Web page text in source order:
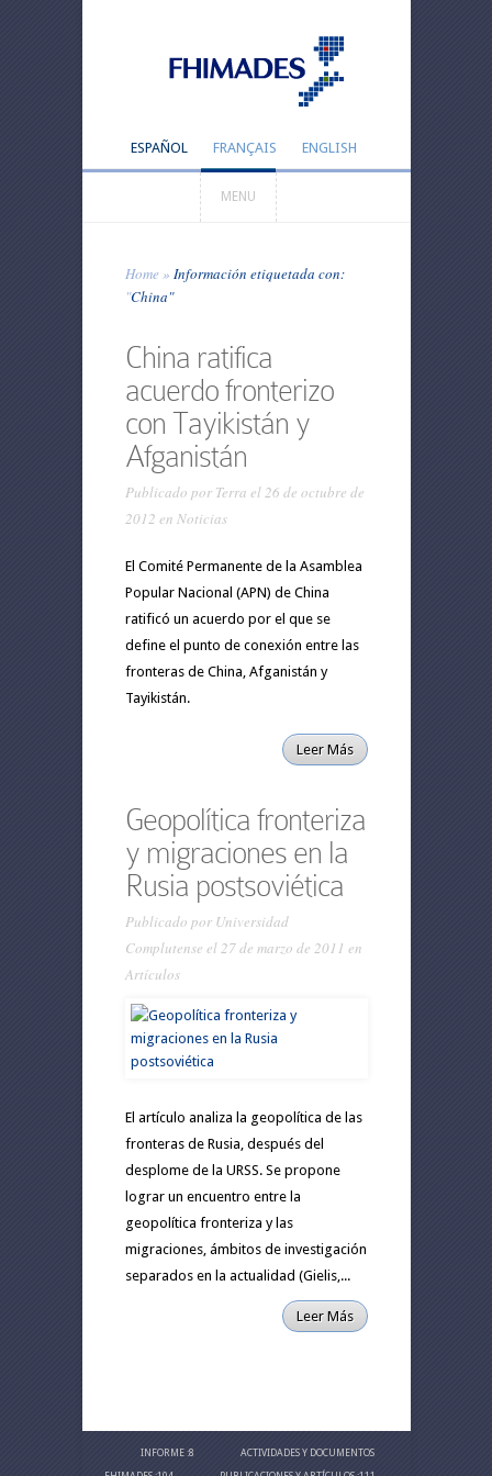
ESPAÑOL FRANÇAIS ENGLISH
MENU
Home » Información etiquetada con:
"China"
China ratifica
acuerdo fronterizo
con Tayikistán y
Afganistán
Publicado por Terra el 26 de octubre de
2012 en Noticias
El Comité Permanente de la Asamblea
Popular Nacional (APN) de China
ratificó un acuerdo por el que se
define el punto de conexión entre las
fronteras de China, Afganistán y
Tayikistán.
Leer Más
Geopolítica fronteriza
y migraciones en la
Rusia postsoviética
Publicado por Universidad
Complutense el 27 de marzo de 2011 en
Artículos
El artículo analiza la geopolítica de las
fronteras de Rusia, después del
desplome de la URSS. Se propone
lograr un encuentro entre la
geopolítica fronteriza y las
migraciones, ámbitos de investigación
separados en la actualidad (Gielis,...
Leer Más
INFORME:8 ACTIVIDADES Y DOCUMENTOS